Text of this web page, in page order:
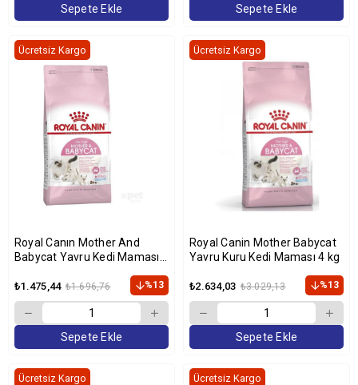
Sepete Ekle Sepete Ekle
Royal Canın Mother And
Babycat Yavru Kedi Maması 2
₺1.475,44 ₺1.696,76 %13
Ücretsiz Kargo
Sepete Ekle
Royal Canin Mother Babycat
Yavru Kuru Kedi Maması 4 kg
₺2.634,03 ₺3.029,13 %13
Ücretsiz Kargo
Sepete Ekle
Ücretsiz Kargo Ücretsiz Kargo